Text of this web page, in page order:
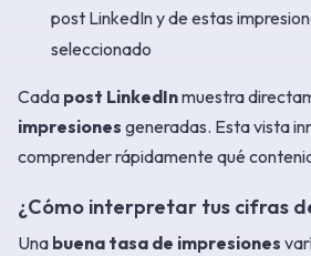
post LinkedIn y de estas
seleccionado
Cada post LinkedInmuestra
impresiones generadas. Esta vista
comprender rápidamente qué
¿Cómo interpretar tus cifras
Una buena tasa de impresiones